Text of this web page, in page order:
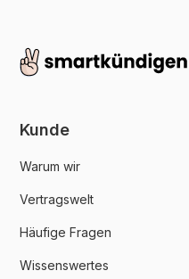
Kunde
Warum wir
Vertragswelt
Häufige Fragen
Wissenswertes